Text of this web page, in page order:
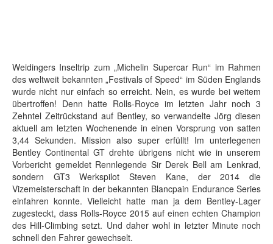
Weidingers Inseltrip zum „Michelin Supercar Run“ im Rahmen
des weltweit bekannten „Festivals of Speed“ im Süden Englands
wurde nicht nur einfach so erreicht. Nein, es wurde bei weitem
übertroffen! Denn hatte Rolls-Royce im letzten Jahr noch 3
Zehntel Zeitrückstand auf Bentley, so verwandelte Jörg diesen
aktuell am letzten Wochenende in einen Vorsprung von satten
3,44 Sekunden. Mission also super erfüllt! Im unterlegenen
Bentley Continental GT drehte übrigens nicht wie in unserem
Vorbericht gemeldet Rennlegende Sir Derek Bell am Lenkrad,
sondern GT3 Werkspilot Steven Kane, der 2014 die
Vizemeisterschaft in der bekannten Blancpain Endurance Series
einfahren konnte. Vielleicht hatte man ja dem Bentley-Lager
zugesteckt, dass Rolls-Royce 2015 auf einen echten Champion
des Hill-Climbing setzt. Und daher wohl in letzter Minute noch
schnell den Fahrer gewechselt.